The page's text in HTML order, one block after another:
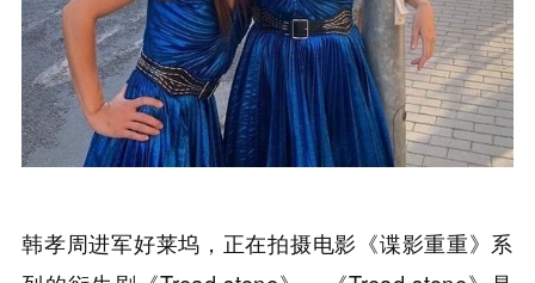
韩孝周进军好莱坞，正在拍摄电影《谍影重重》系